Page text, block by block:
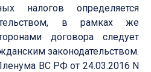
налогов определяется
в рамках же
договора следует
законодательством.
ВС РФ от 24.03.2016 N